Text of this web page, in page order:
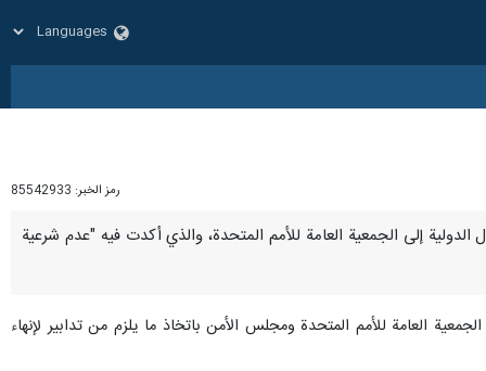
رمز الخبر: 85542933
الدولية إلى الجمعية العامة للأمم المتحدة، والذي أكدت فيه "عدم شرعية
العامة للأمم المتحدة ومجلس الأمن باتخاذ ما يلزم من تدابير لإنهاء